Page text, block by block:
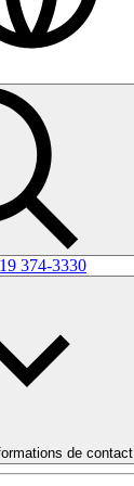
374-3330
de contact